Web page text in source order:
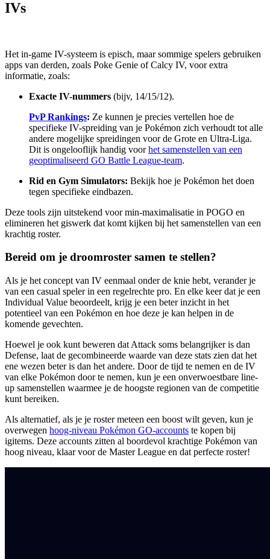
IVs
Het in-game IV-systeem is episch, maar sommige spelers gebruiken
apps van derden, zoals Poke Genie of Calcy IV, voor extra
informatie, zoals:
Exacte IV-nummers (bijv, 14/15/12).
PvP Rankings: Ze kunnen je precies vertellen hoe de
specifieke IV-spreiding van je Pokémon zich verhoudt tot alle
andere mogelijke spreidingen voor de Grote en Ultra-Liga.
Dit is ongelooflijk handig voorhet samenstellen van een
geoptimaliseerd GO Battle League-team.
Rid en Gym Simulators: Bekijk hoe je Pokémon het doen
tegen specifieke eindbazen.
Deze tools zijn uitstekend voor min-maximalisatie in POGO en
elimineren het giswerk dat komt kijken bij het samenstellen van een
krachtig roster.
Bereid om je droomroster samen te stellen?
Als je het concept van IV eenmaal onder de knie hebt, verander je
van een casual speler in een regelrechte pro. En elke keer dat je een
Individual Value beoordeelt, krijg je een beter inzicht in het
potentieel van een Pokémon en hoe deze je kan helpen in de
komende gevechten.
Hoewel je ook kunt beweren dat Attack soms belangrijker is dan
Defense, laat de gecombineerde waarde van deze stats zien dat het
ene wezen beter is dan het andere. Door de tijd te nemen en de IV
van elke Pokémon door te nemen, kun je een onverwoestbare line-
up samenstellen waarmee je de hoogste regionen van de competitie
kunt bereiken.
Als alternatief, als je je roster meteen een boost wilt geven, kun je
overwegen hoog-niveau Pokémon GO-accounts te kopen bij
igitems. Deze accounts zitten al boordevol krachtige Pokémon van
hoog niveau, klaar voor de Master League en dat perfecte roster!